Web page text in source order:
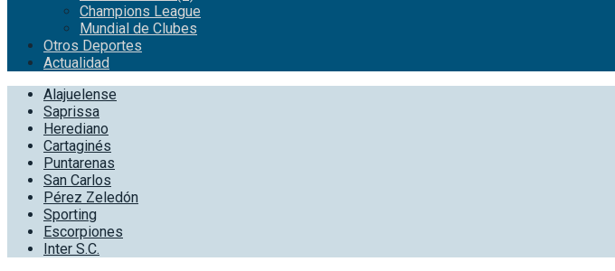
Champions League
Mundial de Clubes
Otros Deportes
Actualidad
Alajuelense
Saprissa
Herediano
Cartaginés
Puntarenas
San Carlos
Pérez Zeledón
Sporting
Escorpiones
Inter S.C.